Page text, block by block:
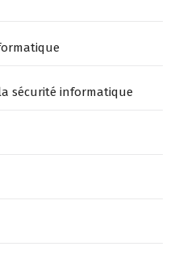
sécurité informatique